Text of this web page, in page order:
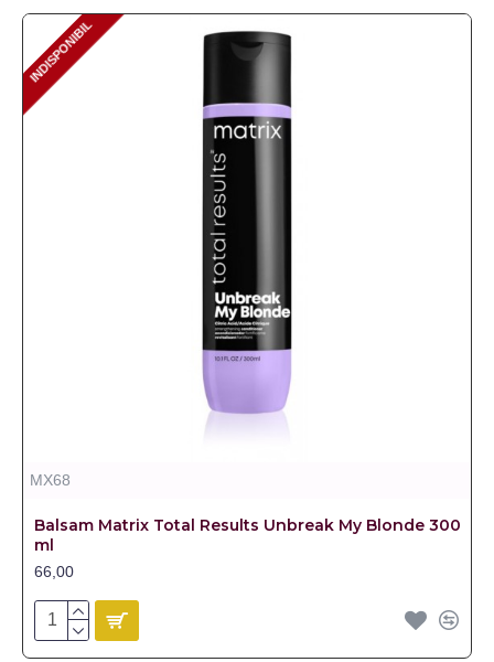
INDISPONIBIL
INDISPONIBIL
MX68
Balsam Matrix Total Results Unbreak My Blonde 300
ml
66,00